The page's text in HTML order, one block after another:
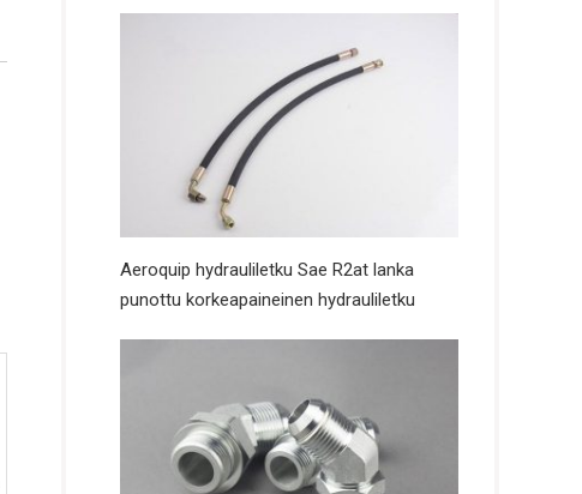
Aeroquip hydrauliletku Sae R2at lanka
punottu korkeapaineinen hydrauliletku